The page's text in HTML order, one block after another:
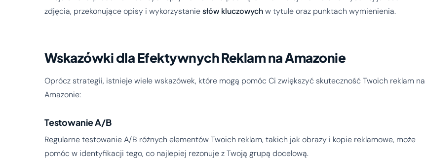
zdjęcia, przekonujące opisy i wykorzystaniesłów kluczowychw tytule oraz punktach wymienienia.
Wskazówki dla Efektywnych Reklam na Amazonie
Oprócz strategii, istnieje wiele wskazówek, które mogą pomóc Ci zwiększyć skuteczność Twoich reklam na
Amazonie:
Testowanie A/B
Regularne testowanie A/B różnych elementów Twoich reklam, takich jak obrazy i kopie reklamowe, może
pomóc w identyfikacji tego, co najlepiej rezonuje z Twoją grupą docelową.